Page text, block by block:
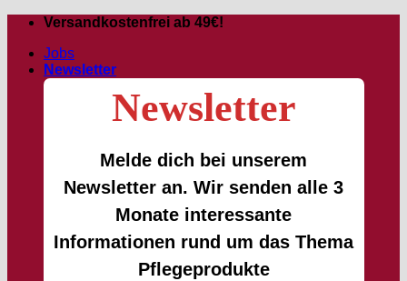
Passer
contenu
Versandkostenfrei ab 49€!
Jobs
Newsletter
Newsletter
Melde dich bei unserem
Newsletter an. Wir senden alle 3
Monate interessante
Informationen rund um das Thema
Pflegeprodukte